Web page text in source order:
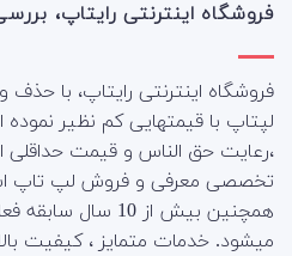
فروشگاه اینترنتی رایتاپ،
فروشگاه اینترنتی رایتاپ، با
لپتاپ با قیمتهایی کم نظیر
،رعایت حق الناس و قیمت
تخصصی معرفی و فروش لپ تاپ
همچنین بیش از 10
میشود. خدمات متمایز ، کیفیت